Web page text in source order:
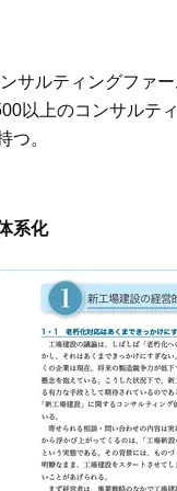
サルティングファ
以上のコンサルテ
つ。
系化